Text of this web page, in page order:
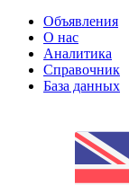
Объявления
О нас
Аналитика
Справочник
База данных